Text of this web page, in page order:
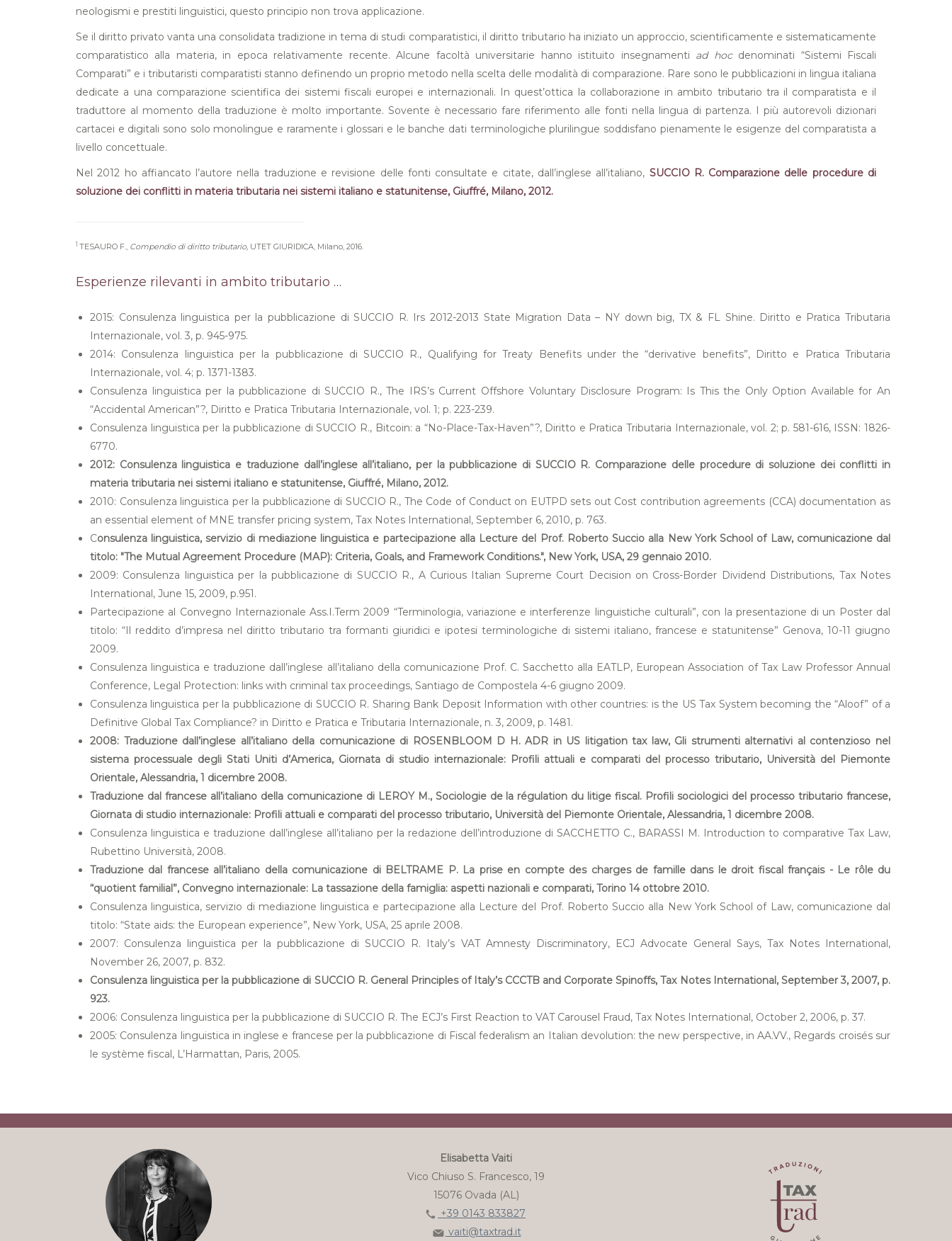
neologismi e prestiti linguistici, questo principio non trova applicazione.
Se il diritto privato vanta una consolidata tradizione in tema di studi comparatistici, il diritto tributario ha iniziato un approccio, scientificamente e sistematicamente
comparatistico alla materia, in epoca relativamente recente. Alcune facoltà universitarie hanno istituito insegnamenti ad hocdenominati “Sistemi Fiscali
Comparati” e i tributaristi comparatisti stanno definendo un proprio metodo nella scelta delle modalità di comparazione. Rare sono le pubblicazioni in lingua italiana
dedicate a una comparazione scientifica dei sistemi fiscali europei e internazionali. In quest’ottica la collaborazione in ambito tributario tra il comparatista e il
traduttore al momento della traduzione è molto importante. Sovente è necessario fare riferimento alle fonti nella lingua di partenza. I più autorevoli dizionari
cartacei e digitali sono solo monolingue e raramente i glossari e le banche dati terminologiche plurilingue soddisfano pienamente le esigenze del comparatista a
livello concettuale.
Nel 2012 ho affiancato l’autore nella traduzione e revisione delle fonti consultate e citate, dall’inglese all’italiano, SUCCIO R. Comparazione delle procedure di
soluzione dei conflitti in materia tributaria nei sistemi italiano e statunitense, Giuffré, Milano, 2012.
1 TESAURO F., Compendio di diritto tributario, UTET GIURIDICA, Milano, 2016.
Esperienze rilevanti in ambito tributario …
2015: Consulenza linguistica per la pubblicazione di SUCCIO R. Irs 2012-2013 State Migration Data – NY down big, TX & FL Shine. Diritto e Pratica Tributaria
Internazionale, vol. 3, p. 945-975.
2014: Consulenza linguistica per la pubblicazione di SUCCIO R., Qualifying for Treaty Benefits under the “derivative benefits”, Diritto e Pratica Tributaria
Internazionale, vol. 4; p. 1371-1383.
Consulenza linguistica per la pubblicazione di SUCCIO R., The IRS’s Current Offshore Voluntary Disclosure Program: Is This the Only Option Available for An
“Accidental American”?, Diritto e Pratica Tributaria Internazionale, vol. 1; p. 223-239.
Consulenza linguistica per la pubblicazione di SUCCIO R., Bitcoin: a “No-Place-Tax-Haven”?, Diritto e Pratica Tributaria Internazionale, vol. 2; p. 581-616, ISSN: 1826-
6770.
2012: Consulenza linguistica e traduzione dall’inglese all’italiano, per la pubblicazione di SUCCIO R. Comparazione delle procedure di soluzione dei conflitti in
materia tributaria nei sistemi italiano e statunitense, Giuffré, Milano, 2012.
2010: Consulenza linguistica per la pubblicazione di SUCCIO R., The Code of Conduct on EUTPD sets out Cost contribution agreements (CCA) documentation as
an essential element of MNE transfer pricing system, Tax Notes International, September 6, 2010, p. 763.
Consulenza linguistica, servizio di mediazione linguistica e partecipazione alla Lecture del Prof. Roberto Succio alla New York School of Law, comunicazione dal
titolo: "The Mutual Agreement Procedure (MAP): Criteria, Goals, and Framework Conditions.", New York, USA, 29 gennaio 2010.
2009: Consulenza linguistica per la pubblicazione di SUCCIO R., A Curious Italian Supreme Court Decision on Cross-Border Dividend Distributions, Tax Notes
International, June 15, 2009, p.951.
Partecipazione al Convegno Internazionale Ass.I.Term 2009 “Terminologia, variazione e interferenze linguistiche culturali”, con la presentazione di un Poster dal
titolo: “Il reddito d’impresa nel diritto tributario tra formanti giuridici e ipotesi terminologiche di sistemi italiano, francese e statunitense” Genova, 10-11 giugno
2009.
Consulenza linguistica e traduzione dall’inglese all’italiano della comunicazione Prof. C. Sacchetto alla EATLP, European Association of Tax Law Professor Annual
Conference, Legal Protection: links with criminal tax proceedings, Santiago de Compostela 4-6 giugno 2009.
Consulenza linguistica per la pubblicazione di SUCCIO R. Sharing Bank Deposit Information with other countries: is the US Tax System becoming the “Aloof” of a
Definitive Global Tax Compliance? in Diritto e Pratica e Tributaria Internazionale, n. 3, 2009, p. 1481.
2008: Traduzione dall’inglese all’italiano della comunicazione di ROSENBLOOM D H. ADR in US litigation tax law, Gli strumenti alternativi al contenzioso nel
sistema processuale degli Stati Uniti d’America, Giornata di studio internazionale: Profili attuali e comparati del processo tributario, Università del Piemonte
Orientale, Alessandria, 1 dicembre 2008.
Traduzione dal francese all’italiano della comunicazione di LEROY M., Sociologie de la régulation du litige fiscal. Profili sociologici del processo tributario francese,
Giornata di studio internazionale: Profili attuali e comparati del processo tributario, Università del Piemonte Orientale, Alessandria, 1 dicembre 2008.
Consulenza linguistica e traduzione dall’inglese all’italiano per la redazione dell’introduzione di SACCHETTO C., BARASSI M. Introduction to comparative Tax Law,
Rubettino Università, 2008.
Traduzione dal francese all’italiano della comunicazione di BELTRAME P. La prise en compte des charges de famille dans le droit fiscal français - Le rôle du
“quotient familial”, Convegno internazionale: La tassazione della famiglia: aspetti nazionali e comparati, Torino 14 ottobre 2010.
Consulenza linguistica, servizio di mediazione linguistica e partecipazione alla Lecture del Prof. Roberto Succio alla New York School of Law, comunicazione dal
titolo: “State aids: the European experience”, New York, USA, 25 aprile 2008.
2007: Consulenza linguistica per la pubblicazione di SUCCIO R. Italy’s VAT Amnesty Discriminatory, ECJ Advocate General Says, Tax Notes International,
November 26, 2007, p. 832.
Consulenza linguistica per la pubblicazione di SUCCIO R. General Principles of Italy’s CCCTB and Corporate Spinoffs, Tax Notes International, September 3, 2007, p.
923.
2006: Consulenza linguistica per la pubblicazione di SUCCIO R. The ECJ’s First Reaction to VAT Carousel Fraud, Tax Notes International, October 2, 2006, p. 37.
2005: Consulenza linguistica in inglese e francese per la pubblicazione di Fiscal federalism an Italian devolution: the new perspective, in AA.VV., Regards croisés sur
le système fiscal, L’Harmattan, Paris, 2005.
Elisabetta Vaiti
Vico Chiuso S. Francesco, 19
15076 Ovada (AL)
+39 0143 833827
vaiti@taxtrad.it